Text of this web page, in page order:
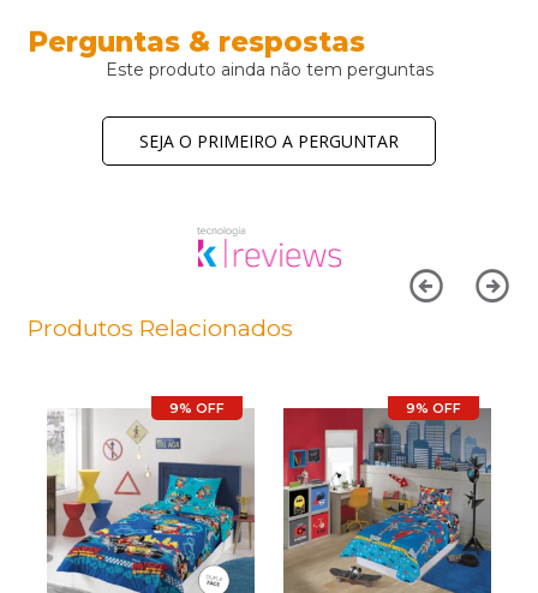
Perguntas & respostas
Este produto ainda não tem perguntas
SEJA O PRIMEIRO A PERGUNTAR
Produtos Relacionados
9% OFF 9% OFF